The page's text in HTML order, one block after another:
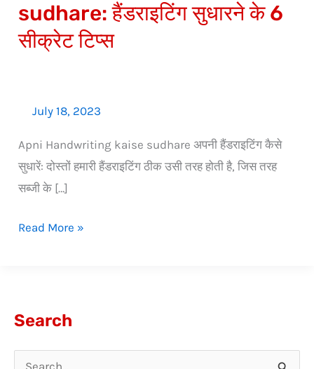
sudhare: हैंडराइटिंग सुधारने के 6
सीक्रेट टिप्स
July 18, 2023
Apni Handwriting kaise sudhare अपनी हैंडराइटिंग कैसे
सुधारें: दोस्तों हमारी हैंडराइटिंग ठीक उसी तरह होती है, जिस तरह
सब्जी के […]
Read More »
Search